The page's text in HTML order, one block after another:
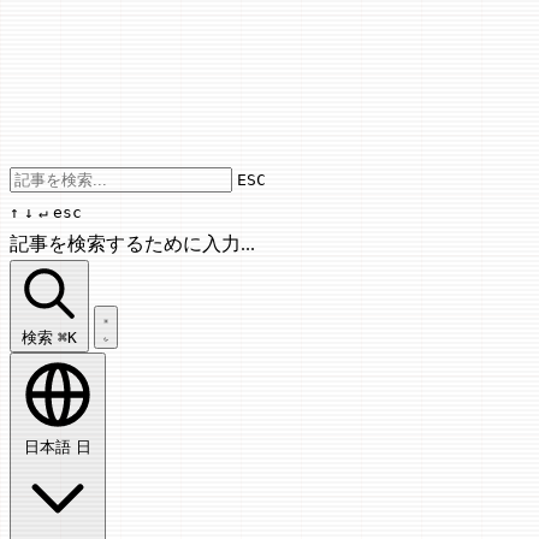
Use arrow keys to navigate results,
ESC
↑ ↓ ↵ esc
記事を検索するために入力...
記事を検索...
検索 ⌘K
日本語 日